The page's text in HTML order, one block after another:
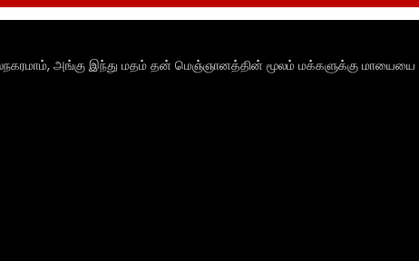
அங்கு இந்து மதம் தன் மெஞ்ஞானத்தின் மூலம் மக்களுக்கு மாயையை